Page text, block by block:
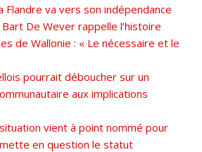
Flandre va vers son indépendance
Bart De Wever rappelle l’histoire
de Wallonie : « Le nécessaire et le
pourrait déboucher sur un
aux implications
vient à point nommé pour
en question le statut